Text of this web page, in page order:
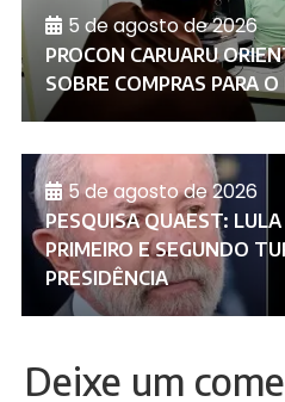
5 de agosto de 2026
PROCON CARUARU
SOBRE COMPRAS PARA
5 de agosto de 2026
PESQUISA QUAEST:
PRIMEIRO E SEGUNDO
PRESIDÊNCIA
Deixe um